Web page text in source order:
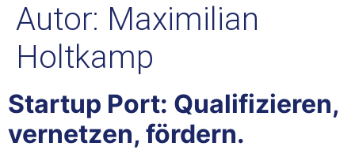
Autor: Maximilian
Holtkamp
Startup Port: Qualifizieren,
vernetzen, fördern.